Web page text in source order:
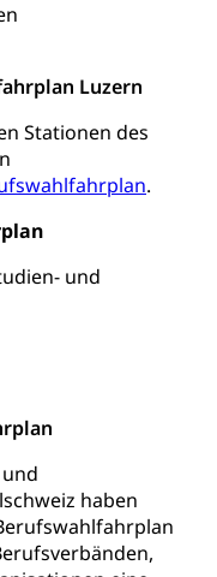
Luzern
Stationen des
.
und
haben
(Dienststelle)
Luzern